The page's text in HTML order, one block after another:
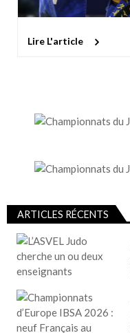
Lire L'article
ARTICLES RÉCENTS